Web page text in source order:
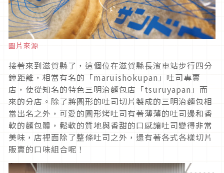
圖片來源
接著來到滋賀縣了，這個位在滋賀縣長濱車站步行四分
鐘距離，相當有名的「maruishokupan」吐司專賣
店，使從知名的特色三明治麵包店「tsuruyapan」而
來的分店。除了將圓形的吐司切片製成的三明治麵包相
當出名之外，可愛的圓形烤吐司有著薄薄的吐司邊和香
軟的麵包體，鬆軟的質地與香甜的口感讓吐司變得非常
美味，店裡面除了整條吐司之外，還有著各式各樣切片
販賣的口味組合呢！